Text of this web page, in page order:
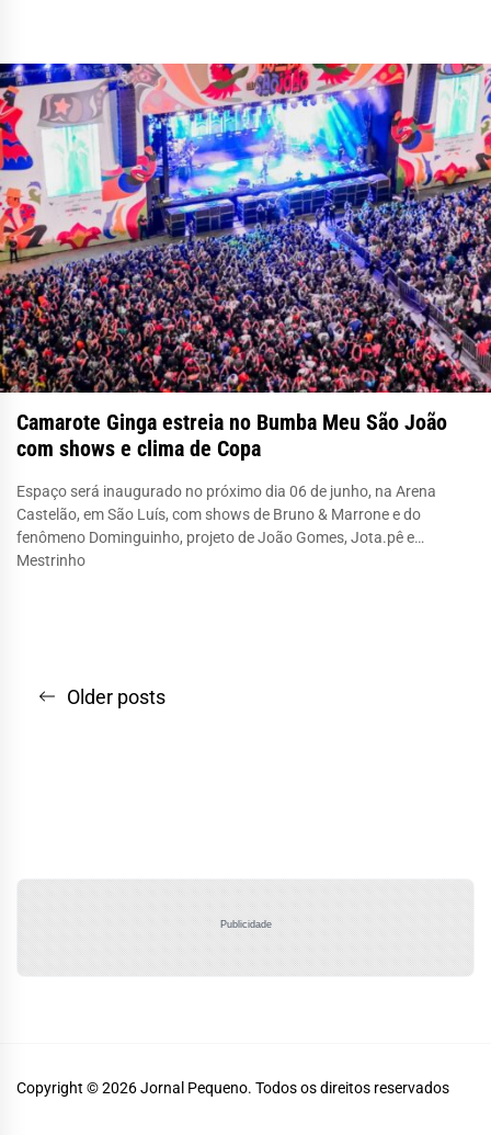
Camarote Ginga estreia no Bumba Meu São João
com shows e clima de Copa
Espaço será inaugurado no próximo dia 06 de junho, na Arena
Castelão, em São Luís, com shows de Bruno & Marrone e do
fenômeno Dominguinho, projeto de João Gomes, Jota.pê e
Mestrinho
Navegação
Older posts
Publicidade
Copyright © 2026Jornal Pequeno. Todos os direitos reservados